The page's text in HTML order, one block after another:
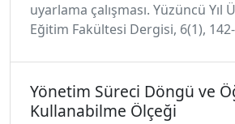
uyarlama çalışması. Yüzüncü Yıl
Eğitim Fakültesi Dergisi, 6(1),
Yönetim Süreci Döngü ve
Kullanabilme Ölçeği